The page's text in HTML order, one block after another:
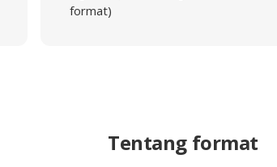
format)
Tentang format